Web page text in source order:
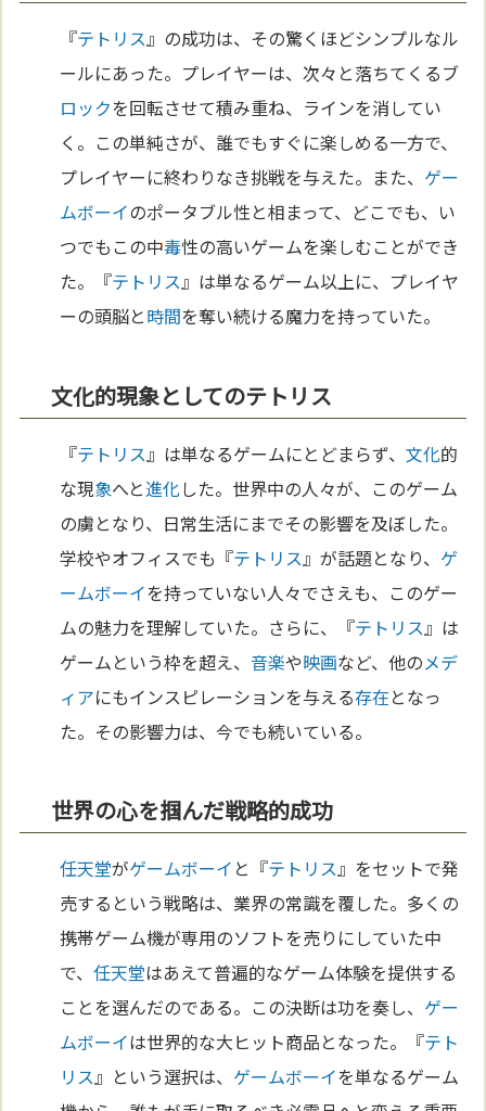
『テトリス』の成功は、その驚くほどシンプルなル
ールにあった。プレイヤーは、次々と落ちてくるブ
ロックを回転させて積み重ね、ラインを消してい
く。この単純さが、誰でもすぐに楽しめる一方で、
プレイヤーに終わりなき挑戦を与えた。また、 ゲー
ムボーイのポータブル性と相まって、どこでも、い
つでもこの中毒性の高いゲームを楽しむことができ
た。『テトリス』は単なるゲーム以上に、プレイヤ
ーの頭脳と時間を奪い続ける魔力を持っていた。
文化的現象としてのテトリス
『テトリス 』は単なるゲームにとどまらず、文化的
な現象へと進化した。世界中の人々が、このゲーム
の虜となり、日常生活にまでその影響を及ぼした。
学校やオフィスでも『テトリス 』が話題となり、 ゲ
ームボーイを持っていない人々でさえも、このゲー
ムの魅力を理解していた。さらに、『テトリス 』は
ゲームという枠を超え、音楽や映画など、他のメデ
ィアにもインスピレーションを与える存在となっ
た。その影響力は、今でも続いている。
世界の心を掴んだ戦略的成功
任天堂がゲームボーイ と『テトリス』をセットで発
売するという戦略は、業界の常識を覆した。多くの
携帯ゲーム機が専用のソフトを売りにしていた中
で、任天堂はあえて普遍的なゲーム体験を提供する
ことを選んだのである。この決断は功を奏し、 ゲー
ムボーイは世界的な大ヒット商品となった。『テト
リス』という選択は、 ゲームボーイを単なるゲーム